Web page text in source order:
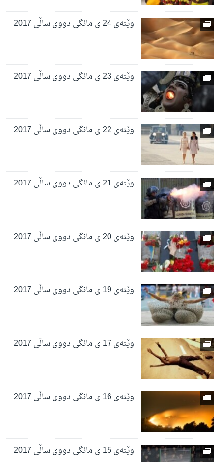
وێنەی 24 ی مانگی دووی ساڵی 2017
وێنەی 23 ی مانگی دووی ساڵی 2017
وێنەی 22 ی مانگی دووی ساڵی 2017
وێنەی 21 ی مانگی دووی ساڵی 2017
وێنەی 20 ی مانگی دووی ساڵی 2017
وێنەی 19 ی مانگی دووی ساڵی 2017
وێنەی 17 ی مانگی دووی ساڵی 2017
وێنەی 16 ی مانگی دووی ساڵی 2017
وێنەی 15 ی مانگی دووی ساڵی 2017